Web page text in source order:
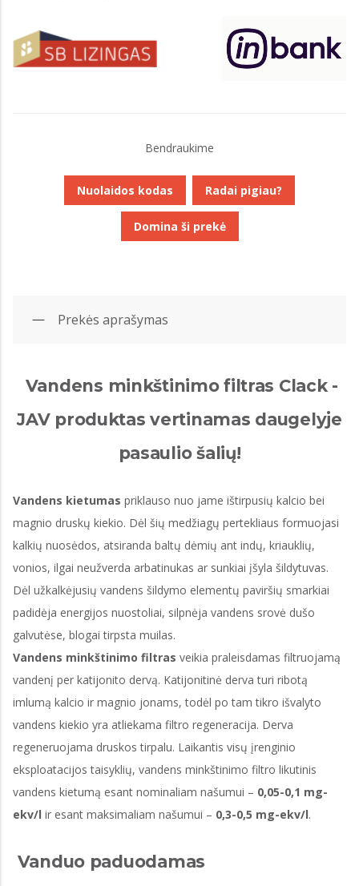
Bendraukime
Nuolaidos kodas Radai pigiau?
Domina ši prekė
Prekės aprašymas
Vandens minkštinimo filtras Clack -
JAV produktas vertinamas daugelyje
pasaulio šalių!
Vandens kietumas priklauso nuo jame ištirpusių kalcio bei
magnio druskų kiekio. Dėl šių medžiagų pertekliaus formuojasi
kalkių nuosėdos, atsiranda baltų dėmių ant indų, kriauklių,
vonios, ilgai neužverda arbatinukas ar sunkiai įšyla šildytuvas.
Dėl užkalkėjusių vandens šildymo elementų paviršių smarkiai
padidėja energijos nuostoliai, silpnėja vandens srovė dušo
galvutėse, blogai tirpsta muilas.
Vandens minkštinimo filtras veikia praleisdamas filtruojamą
vandenį per katijonito dervą. Katijonitinė derva turi ribotą
imlumą kalcio ir magnio jonams, todėl po tam tikro išvalyto
vandens kiekio yra atliekama filtro regeneracija. Derva
regeneruojama druskos tirpalu. Laikantis visų įrenginio
eksploatacijos taisyklių, vandens minkštinimo filtro likutinis
vandens kietumą esant nominaliam našumui – 0,05-0,1 mg-
ekv/l ir esant maksimaliam našumui – 0,3-0,5 mg-ekv/l.
Vanduo paduodamas